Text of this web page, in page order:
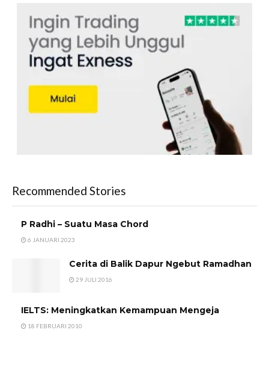
Recommended Stories
P Radhi – Suatu Masa Chord
6 JANUARI 2023
Cerita di Balik Dapur Ngebut Ramadhan
29 JULI 2016
IELTS: Meningkatkan Kemampuan Mengeja
18 FEBRUARI 2010